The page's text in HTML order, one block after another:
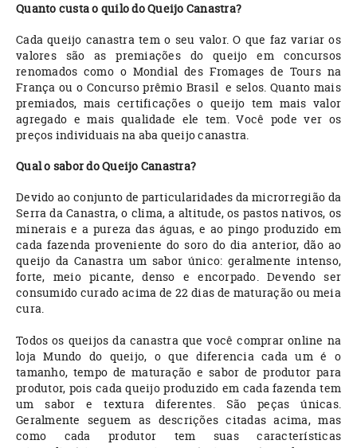
Quanto custa o quilo do Queijo Canastra?
Cada queijo canastra tem o seu valor. O que faz variar os
valores são as premiações do queijo em concursos
renomados como o Mondial des Fromages de Tours na
França ou o Concurso prêmio Brasil e selos. Quanto mais
premiados, mais certificações o queijo tem mais valor
agregado e mais qualidade ele tem. Você pode ver os
preços individuais na aba queijo canastra.
Qual o sabor do Queijo Canastra?
Devido ao conjunto de particularidades da microrregião da
Serra da Canastra, o clima, a altitude, os pastos nativos, os
minerais e a pureza das águas, e ao pingo produzido em
cada fazenda proveniente do soro do dia anterior, dão ao
queijo da Canastra um sabor único: geralmente intenso,
forte, meio picante, denso e encorpado. Devendo ser
consumido curado acima de 22 dias de maturação ou meia
cura.
Todos os queijos da canastra que você comprar online na
loja Mundo do queijo, o que diferencia cada um é o
tamanho, tempo de maturação e sabor de produtor para
produtor, pois cada queijo produzido em cada fazenda tem
um sabor e textura diferentes. São peças únicas.
Geralmente seguem as descrições citadas acima, mas
como cada produtor tem suas características